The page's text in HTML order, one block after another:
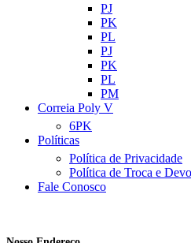
PJ
PK
PL
PJ
PK
PL
PM
Correia Poly V
6PK
Políticas
Política de Privacidade
Política de Troca e
Fale Conosco